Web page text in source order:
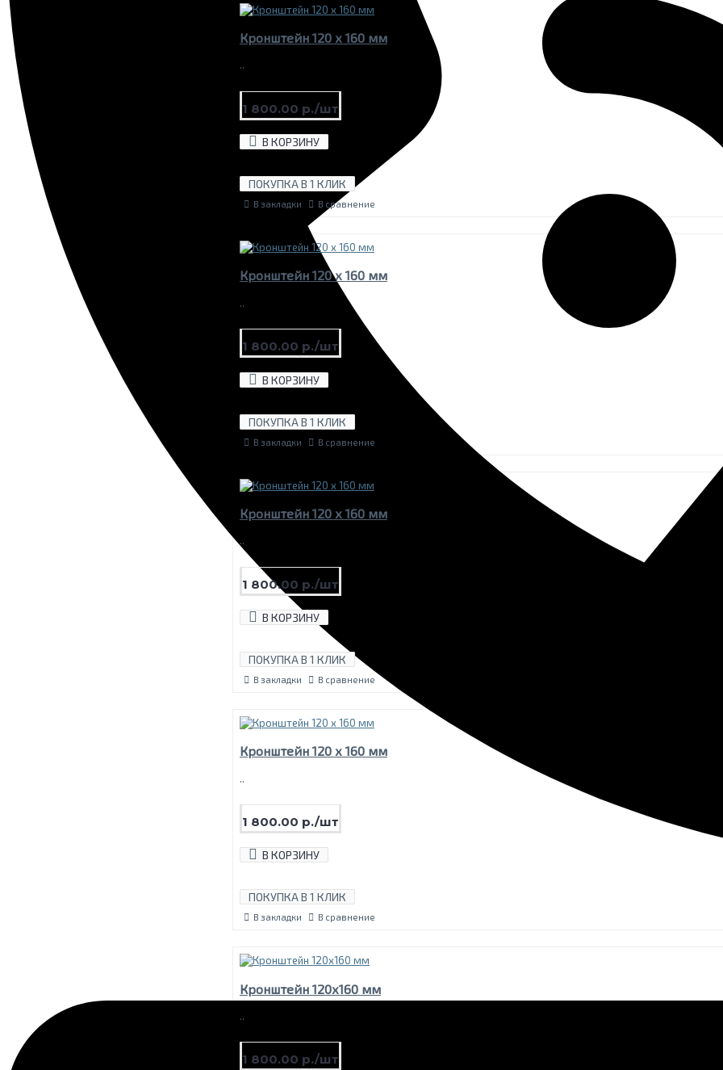
Кронштейн 120 х 160 мм
..
1 800.00 р./шт
В КОРЗИНУ
ПОКУПКА В 1 КЛИК
В закладки В сравнение
Кронштейн 120 х 160 мм
..
1 800.00 р./шт
В КОРЗИНУ
ПОКУПКА В 1 КЛИК
В закладки В сравнение
Кронштейн 120 х 160 мм
..
1 800.00 р./шт
В КОРЗИНУ
ПОКУПКА В 1 КЛИК
В закладки В сравнение
Кронштейн 120 х 160 мм
..
1 800.00 р./шт
В КОРЗИНУ
ПОКУПКА В 1 КЛИК
В закладки В сравнение
Кронштейн 120х160 мм
..
1 800.00 р./шт